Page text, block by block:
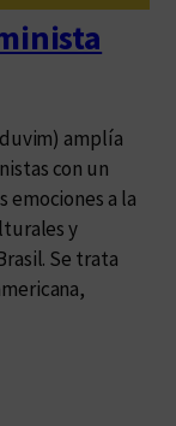
amplía
con un
emociones a la
y
Se trata